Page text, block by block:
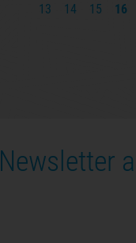
13 14 15 16
Newsletter